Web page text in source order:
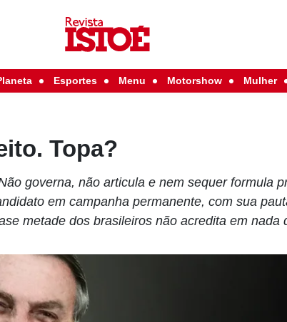
Esportes Menu Motorshow Mulher
Topa?
governa, não articula e nem sequer formula
em campanha permanente, com sua
metade dos brasileiros não acredita em nada